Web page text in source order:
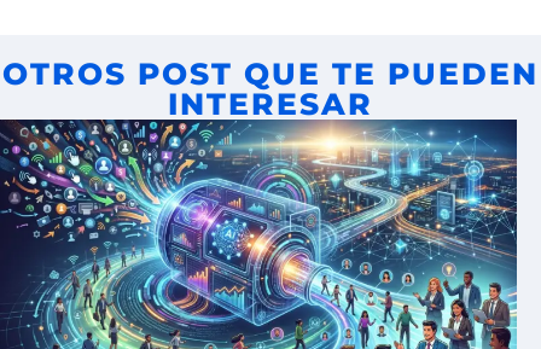
OTROS POST QUE TE PUEDEN
INTERESAR